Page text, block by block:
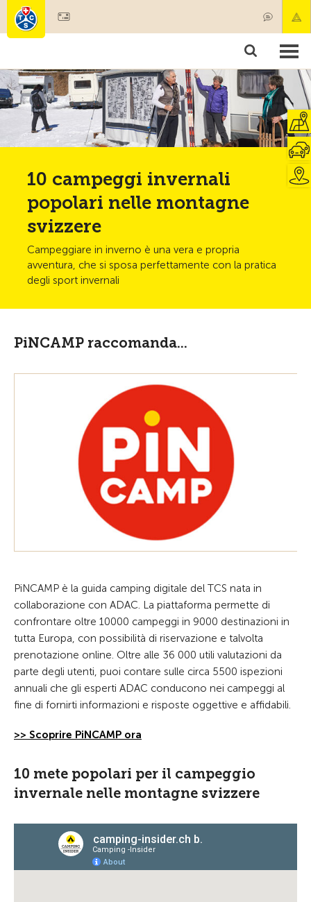
Societariato & prestazioni
Test, sicurezza & salute
10 campeggi invernali
popolari nelle montagne
svizzere
Campeggiare in inverno è una vera e propria
avventura, che si sposa perfettamente con la pratica
degli sport invernali
PiNCAMP raccomanda...
PiNCAMP è la guida camping digitale del TCS nata in
collaborazione con ADAC. La piattaforma permette di
confrontare oltre 10000 campeggi in 9000 destinazioni in
tutta Europa, con possibilità di riservazione e talvolta
prenotazione online. Oltre alle 36 000 utili valutazioni da
parte degli utenti, puoi contare sulle circa 5500 ispezioni
annuali che gli esperti ADAC conducono nei campeggi al
fine di fornirti informazioni e risposte oggettive e affidabili.
>> Scoprire PiNCAMP ora
10 mete popolari per il campeggio
invernale nelle montagne svizzere